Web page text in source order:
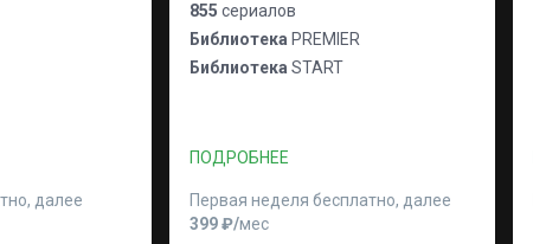
далее
855 сериалов
Библиотека PREMIER
Библиотека START
ПОДРОБНЕЕ
Первая неделя бесплатно, далее
399 ₽⁠/⁠мес